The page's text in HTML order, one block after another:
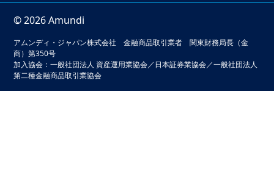
© 2026 Amundi
アムンディ・ジャパン株式会社 金融商品取引業者 関東財務局長（金
商）第350号
加入協会：一般社団法人 資産運用業協会／日本証券業協会／一般社団法人
第二種金融商品取引業協会